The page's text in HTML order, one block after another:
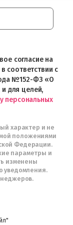
согласие на
соответствии с
№152-ФЗ «О
для целей,
персональных
характер и не
положениями
Федерации.
параметры и
изменены
уведомления.